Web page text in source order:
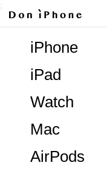
;
AirPods
Mac
Watch
iPad
iPhone